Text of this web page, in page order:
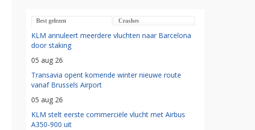
Best gelezen Crashes
KLM annuleert meerdere vluchten naar Barcelona
door staking
05 aug 26
Transavia opent komende winter nieuwe route
vanaf Brussels Airport
05 aug 26
KLM stelt eerste commerciële vlucht met Airbus
A350-900 uit